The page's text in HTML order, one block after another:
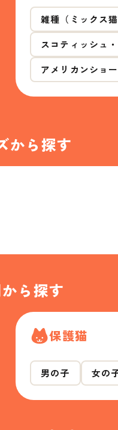
雑種（ミックス猫
スコティッシュ
アメリカンショ
から探す
ら探す
保護猫
男の子 女の